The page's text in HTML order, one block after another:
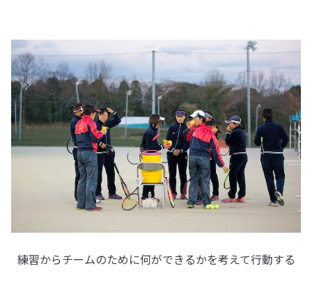
練習からチームのために何ができるかを考えて行動する